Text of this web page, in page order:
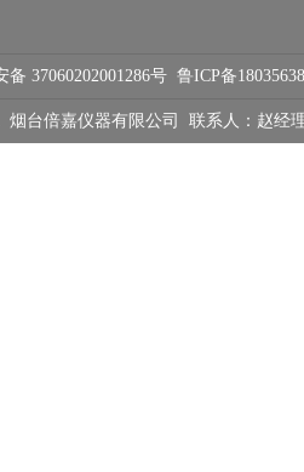
备 37060202001286号 鲁ICP备
烟台倍嘉仪器有限公司 联系人：赵